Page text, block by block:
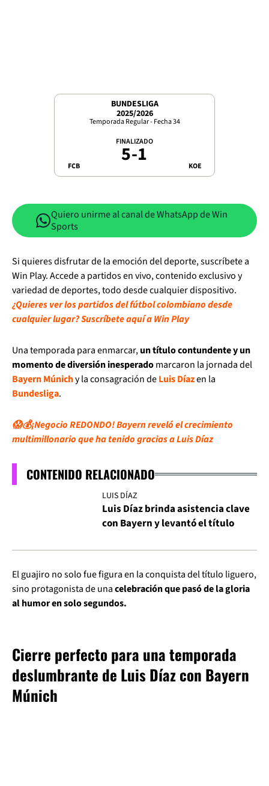
BUNDESLIGA
2025/2026
Temporada Regular - Fecha 34
FCB
FINALIZADO
5-1 KOE
Quiero unirme al canal de WhatsApp de Win
Sports
Si quieres disfrutar de la emoción del deporte, suscríbete a
Win Play. Accede a partidos en vivo, contenido exclusivo y
variedad de deportes, todo desde cualquier dispositivo.
¿Quieres ver los partidos del fútbol colombiano desde
cualquier lugar? Suscríbete aquí a Win Play
Una temporada para enmarcar,un título contundente y un
momento de diversión inesperadomarcaron la jornada del
Bayern Múnichy la consagración deLuis Díazen la
Bundesliga.
😱💰¡Negocio REDONDO! Bayern reveló el crecimiento
multimillonario que ha tenido gracias a Luis Díaz
CONTENIDO RELACIONADO
LUIS DÍAZ
Luis Díaz brinda asistencia clave
con Bayern y levantó el título
El guajiro no solo fue figura en la conquista del título liguero,
sino protagonista de unacelebración que pasó de la gloria
al humor en solo segundos.
Cierre perfecto para una temporada
deslumbrante de Luis Díaz con Bayern
Múnich